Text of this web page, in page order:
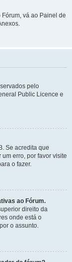
vá ao Painel de
pelo
Public Licence e
Se acredita que
erro, por favor visite
o fazer.
ao Fórum.
direito da
onde está o
o assunto.